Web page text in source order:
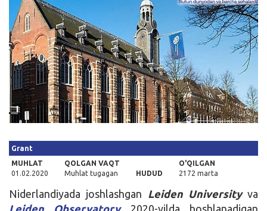
Qidirish
Kirish
Grant
MUHLAT
01.02.2020
QOLGAN VAQT
Muhlat tugagan
HUDUD
O'QILGAN
2172 marta
Niderlandiyada joshlashgan Leiden University va
Leiden Observatory2020-yilda boshlanadigan